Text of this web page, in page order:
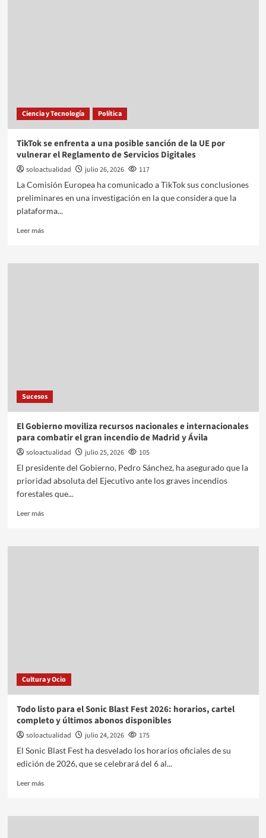
Ciencia y Tecnología Política
TikTok se enfrenta a una posible sanción de la UE por
vulnerar el Reglamento de Servicios Digitales
soloactualidad julio 26, 2026
117
La Comisión Europea ha comunicado a TikTok sus conclusiones
preliminares en una investigación en la que considera que la
plataforma...
Leer más
Sucesos
El Gobierno moviliza recursos nacionales e internacionales
para combatir el gran incendio de Madrid y Ávila
soloactualidad julio 25, 2026
105
El presidente del Gobierno, Pedro Sánchez, ha asegurado que la
prioridad absoluta del Ejecutivo ante los graves incendios
forestales que...
Leer más
Cultura y Ocio
Todo listo para el Sonic Blast Fest 2026: horarios, cartel
completo y últimos abonos disponibles
soloactualidad julio 24, 2026
175
El Sonic Blast Fest ha desvelado los horarios oficiales de su
edición de 2026, que se celebrará del 6 al...
Leer más